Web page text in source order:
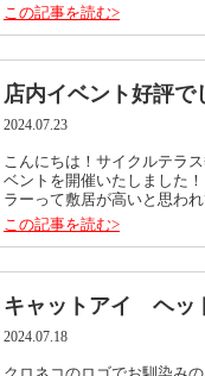
この記事を読む>
店内イベント好評で
2024.07.23
こんにちは！サイクルテラ
ベントを開催いたしました
ラーって敷居が高いと思わ
この記事を読む>
キャットアイ ヘッ
2024.07.18